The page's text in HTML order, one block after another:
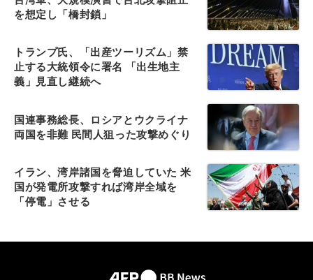
を想定し「橋封鎖」
トランプ氏、「出産ツーリズム」禁
止する大統領令に署名 「出生地主
義」見直し継続へ
国連事務総長、ロシアとウクライナ
両国を非難 民間人狙った攻撃めぐり
イラン、湾岸諸国を脅迫していた 米
国が発電所攻撃すれば湾岸全域を
「停電」させる